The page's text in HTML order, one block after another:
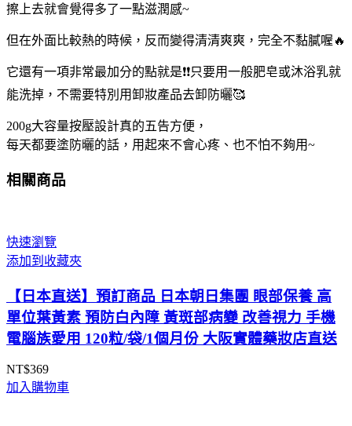
擦上去就會覺得多了一點滋潤感~
但在外面比較熱的時候，反而變得清清爽爽，完全不黏膩喔🔥
它還有一項非常最加分的點就是❗❗只要用一般肥皂或沐浴乳就
能洗掉，不需要特別用卸妝產品去卸防曬🥰
200g大容量按壓設計真的五告方便，
每天都要塗防曬的話，用起來不會心疼、也不怕不夠用~
相關商品
快速瀏覽
添加到收藏夾
【日本直送】預訂商品 日本朝日集團 眼部保養 高
單位葉黃素 預防白內障 黃斑部病變 改善視力 手機
電腦族愛用 120粒/袋/1個月份 大阪實體藥妝店直送
NT$369
加入購物車